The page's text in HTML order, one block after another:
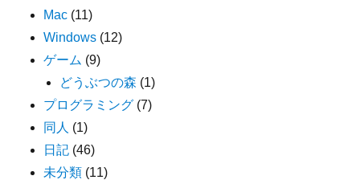
Mac (11)
Windows (12)
ゲーム (9)
どうぶつの森 (1)
プログラミング (7)
同人 (1)
日記 (46)
未分類 (11)